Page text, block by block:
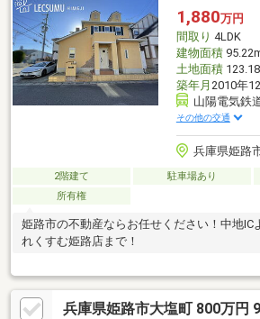
1,880万円
間取り 4LDK
建物面積
土地面積
築年月 2010年
山陽電気鉄
その他の交通
兵庫県姫路
2階建て 駐車場あり
所有権
姫路市の不動産ならお任せください！中地IC
れくすむ姫路店まで！
兵庫県姫路市大塩町 800万円